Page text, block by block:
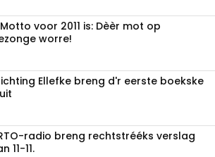
voor 2011 is: Dèèr mot op
worre!
Ellefke breng d'r eerste boekske
radio breng rechtstrééks verslag
11-11.